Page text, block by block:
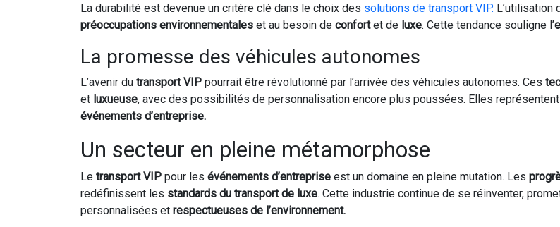
La durabilité est devenue un critère clé dans le choix des solutions de transport VIP. L’utilisation
préoccupations environnementales et au besoin de confortet de luxe. Cette tendance souligne l’
La promesse des véhicules autonomes
L’avenir du transport VIP pourrait être révolutionné par l’arrivée des véhicules autonomes. Ces
et luxueuse, avec des possibilités de personnalisation encore plus poussées. Elles
événements d’entreprise.
Un secteur en pleine métamorphose
Le transport VIP pour les événements d’entreprise est un domaine en pleine mutation. Les
redéfinissent les standards du transport de luxe. Cette industrie continue de se réinventer,
personnalisées et respectueuses de l’environnement.